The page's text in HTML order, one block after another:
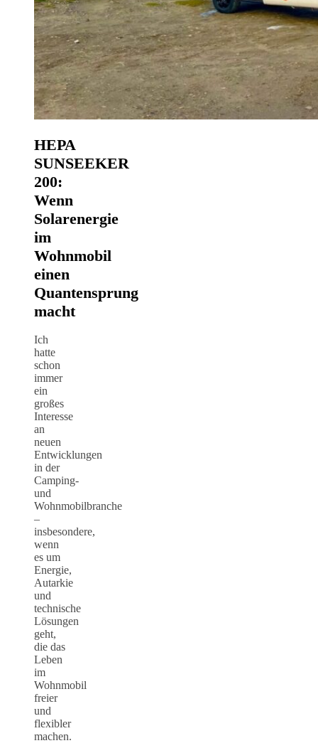
HEPA
SUNSEEKER
200:
Wenn
Solarenergie
im
Wohnmobil
einen
Quantensprung
macht
Ich
hatte
schon
immer
ein
großes
Interesse
an
neuen
Entwicklungen
in der
Camping-
und
Wohnmobilbranche
–
insbesondere,
wenn
es um
Energie,
Autarkie
und
technische
Lösungen
geht,
die das
Leben
im
Wohnmobil
freier
und
flexibler
machen.